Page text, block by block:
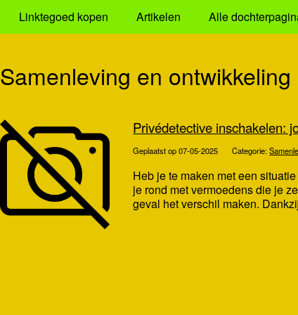
Linktegoed kopen Artikelen Alle
Samenleving en ontwikkeling
Privédetective inschakelen:
Geplaatst op 07-05-2025 Categorie:
Heb je te maken met een
je rond met vermoedens die je
geval het verschil maken.